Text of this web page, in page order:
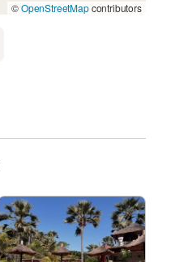
©OpenStreetMapcontributors